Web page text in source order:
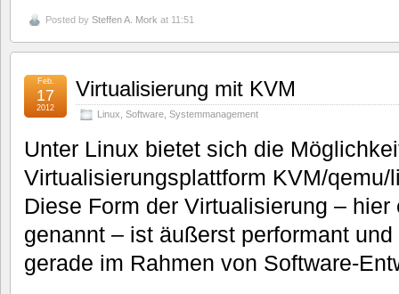
Posted by Steffen A. Mork at 11:51
Virtualisierung mit KVM
Linux Software Systemmanagement
Feb.
17
2012
Unter Linux bietet sich die
Virtualisierungsplattform KVM/
Diese Form der Virtualisierung –
genannt – ist äußerst performant
gerade im Rahmen von Software-